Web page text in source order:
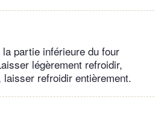
partie inférieure du four
légèrement refroidir,
refroidir entièrement.